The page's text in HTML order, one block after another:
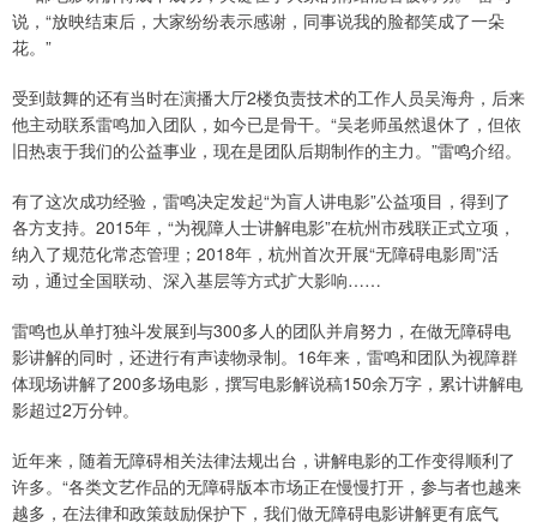
说，“放映结束后，大家纷纷表示感谢，同事说我的脸都笑成了一朵
花。”
受到鼓舞的还有当时在演播大厅2楼负责技术的工作人员吴海舟，后来
他主动联系雷鸣加入团队，如今已是骨干。“吴老师虽然退休了，但依
旧热衷于我们的公益事业，现在是团队后期制作的主力。”雷鸣介绍。
有了这次成功经验，雷鸣决定发起“为盲人讲电影”公益项目，得到了
各方支持。2015年，“为视障人士讲解电影”在杭州市残联正式立项，
纳入了规范化常态管理；2018年，杭州首次开展“无障碍电影周”活
动，通过全国联动、深入基层等方式扩大影响……
雷鸣也从单打独斗发展到与300多人的团队并肩努力，在做无障碍电
影讲解的同时，还进行有声读物录制。16年来，雷鸣和团队为视障群
体现场讲解了200多场电影，撰写电影解说稿150余万字，累计讲解电
影超过2万分钟。
近年来，随着无障碍相关法律法规出台，讲解电影的工作变得顺利了
许多。“各类文艺作品的无障碍版本市场正在慢慢打开，参与者也越来
越多，在法律和政策鼓励保护下，我们做无障碍电影讲解更有底气